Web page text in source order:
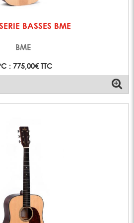
BASSES BME
BME
: 775,00€ TTC